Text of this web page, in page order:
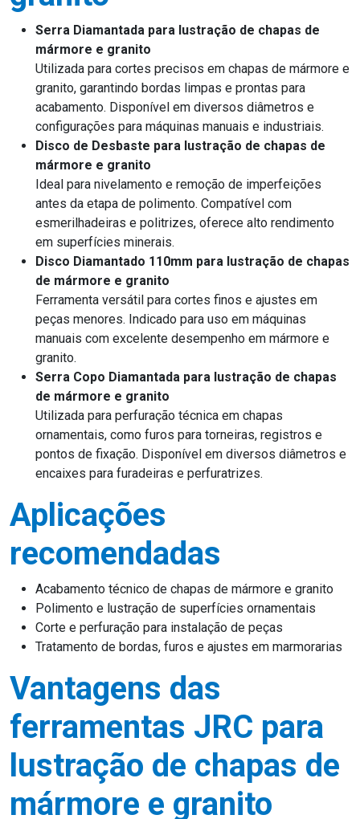
Serra Diamantada para lustração de chapas de
mármore e granito
Utilizada para cortes precisos em chapas de mármore e
granito, garantindo bordas limpas e prontas para
acabamento. Disponível em diversos diâmetros e
configurações para máquinas manuais e industriais.
Disco de Desbaste para lustração de chapas de
mármore e granito
Ideal para nivelamento e remoção de imperfeições
antes da etapa de polimento. Compatível com
esmerilhadeiras e politrizes, oferece alto rendimento
em superfícies minerais.
Disco Diamantado 110mm para lustração de chapas
de mármore e granito
Ferramenta versátil para cortes finos e ajustes em
peças menores. Indicado para uso em máquinas
manuais com excelente desempenho em mármore e
granito.
Serra Copo Diamantada para lustração de chapas
de mármore e granito
Utilizada para perfuração técnica em chapas
ornamentais, como furos para torneiras, registros e
pontos de fixação. Disponível em diversos diâmetros e
encaixes para furadeiras e perfuratrizes.
Aplicações
recomendadas
Acabamento técnico de chapas de mármore e granito
Polimento e lustração de superfícies ornamentais
Corte e perfuração para instalação de peças
Tratamento de bordas, furos e ajustes em marmorarias
Vantagens das
ferramentas JRC para
lustração de chapas de
mármore e granito